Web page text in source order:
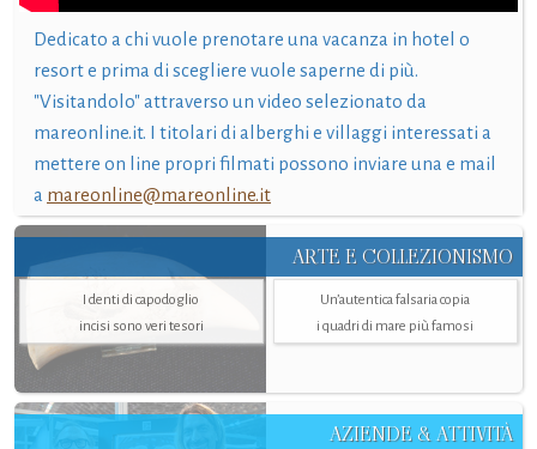
Dedicato a chi vuole prenotare una vacanza in hotel o
resort e prima di scegliere vuole saperne di più.
"Visitandolo" attraverso un video selezionato da
mareonline.it. I titolari di alberghi e villaggi interessati a
mettere on line propri filmati possono inviare una e mail
a mareonline@mareonline.it
ARTE E COLLEZIONISMO
I denti di capodoglio
incisi sono veri tesori
Un’autentica falsaria copia
i quadri di mare più famosi
AZIENDE & ATTIVITÀ